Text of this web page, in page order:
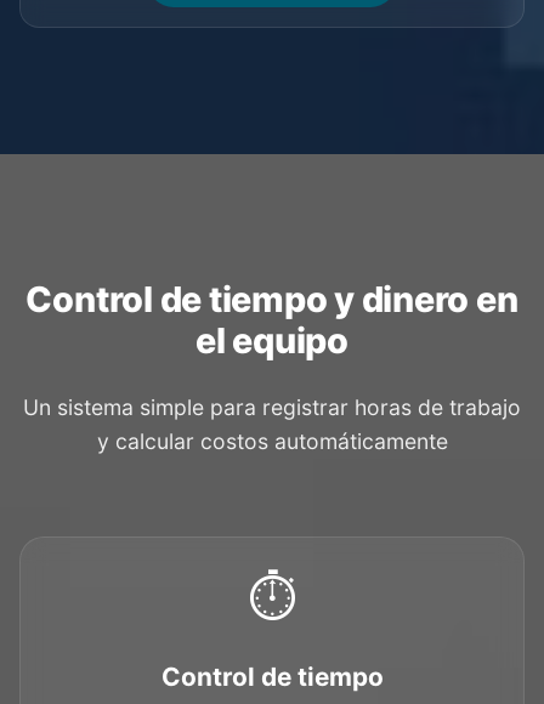
Control de tiempo y dinero en
el equipo
Un sistema simple para registrar horas de trabajo
y calcular costos automáticamente
⏱️
Control de tiempo